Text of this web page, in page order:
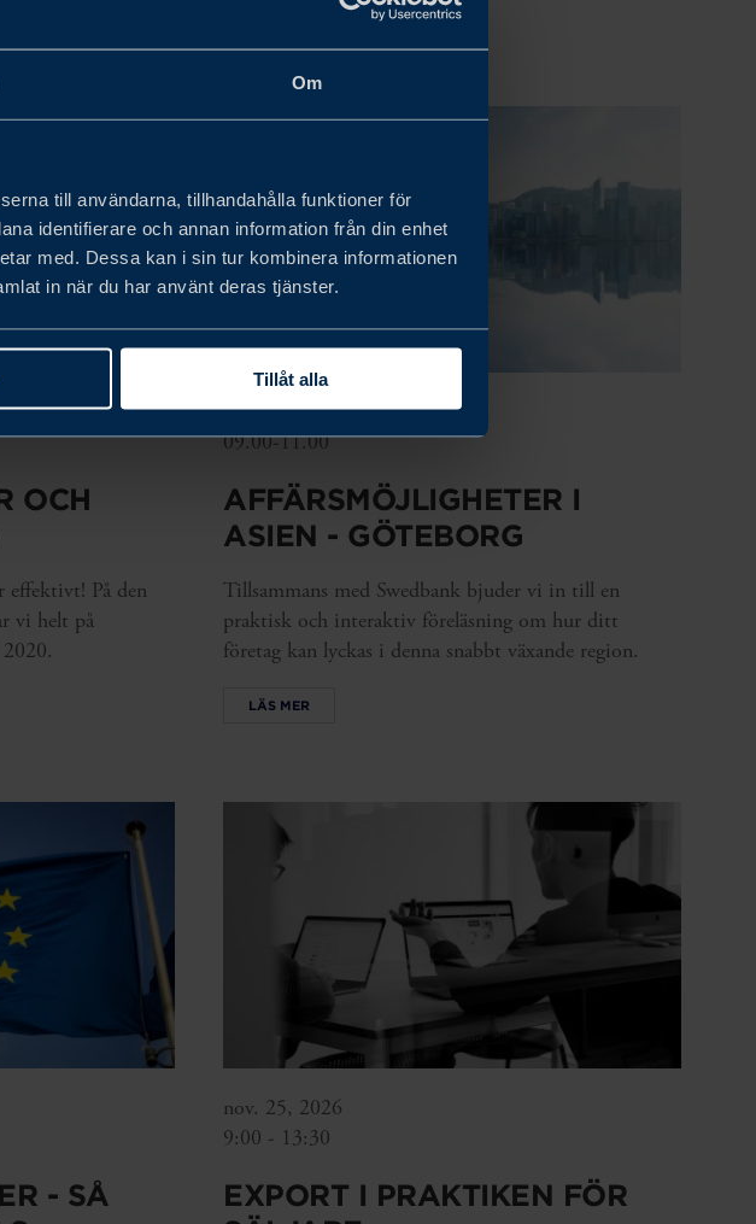
Om
till användarna, tillhandahålla funktioner för
identifierare och annan information från din enhet
med. Dessa kan i sin tur kombinera informationen
in när du har använt deras tjänster.
Tillåt alla
move from
OCH
effektivt! På den
vi helt på
nov. 18, 2026
09.00-11.00
AFFÄRSMÖJLIGHETER I
ASIEN - GÖTEBORG
Tillsammans med Swedbank bjuder vi in till en
praktisk och interaktiv föreläsning om hur ditt
företag kan lyckas i denna snabbt växande region.
LÄS MER
- SÅ
nov. 25, 2026
9:00 - 13:30
EXPORT I PRAKTIKEN FÖR